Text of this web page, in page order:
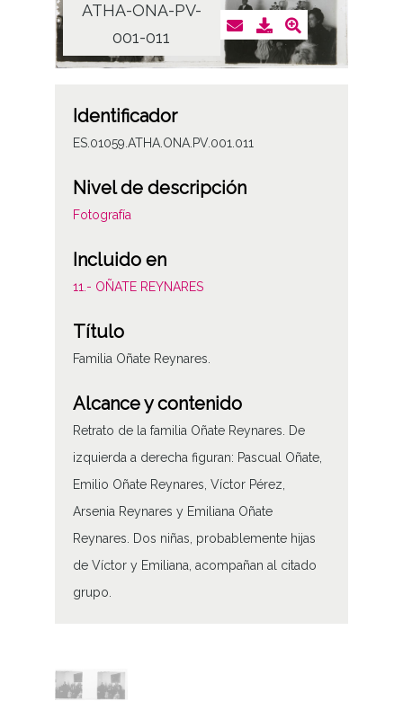
ATHA-ONA-PV-
001-011
Identificador
ES.01059.ATHA.ONA.PV.001.011
Nivel de descripción
Fotografía
Incluido en
11.- OÑATE REYNARES
Título
Familia Oñate Reynares.
Alcance y contenido
Retrato de la familia Oñate Reynares. De
izquierda a derecha figuran: Pascual Oñate,
Emilio Oñate Reynares, Víctor Pérez,
Arsenia Reynares y Emiliana Oñate
Reynares. Dos niñas, probablemente hijas
de Víctor y Emiliana, acompañan al citado
grupo.